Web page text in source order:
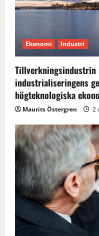
Ekonomi Industri
Tillverkningsindustrin
industrialiseringens
högteknologiska
Maurits Östergren 2